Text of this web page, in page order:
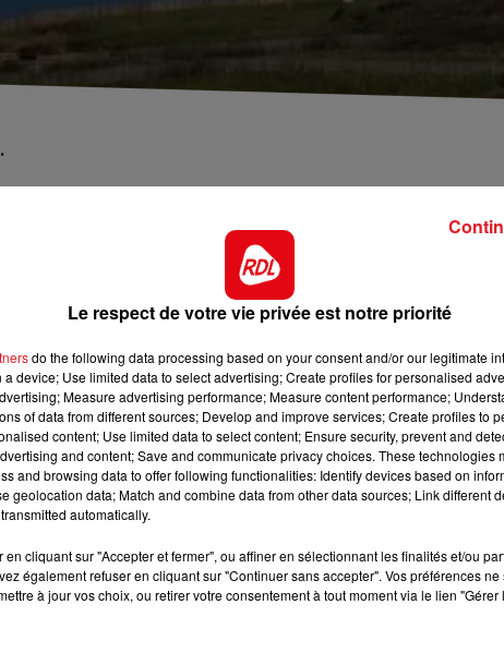
7h00 - 10h00
DEBOUT C'EST L'HEURE
opérations de secours ont été menées ce mardi 20 juin
Gris Nez.
de la Manche. Il était suivi par un bateau
ont été déployés. Plusieurs bateaux, et deux
mobilisés.
maritime de la Manche et de la Mer du Nord a annoncé
Le respect de votre vie privée est notre priorité
do the following data processing based on your consent and/or our legitimate
device; Use limited data to select advertising; Create profiles for personalised
Measure advertising performance; Measure content performance;
of data from different sources; Develop and improve services; Create profiles to
content; Use limited data to select content; Ensure security, prevent and
and content; Save and communicate privacy choices. These technologies
and browsing data to offer following functionalities: Identify devices based on
geolocation data; Match and combine data from other data sources; Link different
automatically.
en cliquant sur "Accepter et fermer", ou affiner en sélectionnant les finalités et/ou
également refuser en cliquant sur "Continuer sans accepter". Vos préférences
à jour vos choix, ou retirer votre consentement à tout moment via le lien